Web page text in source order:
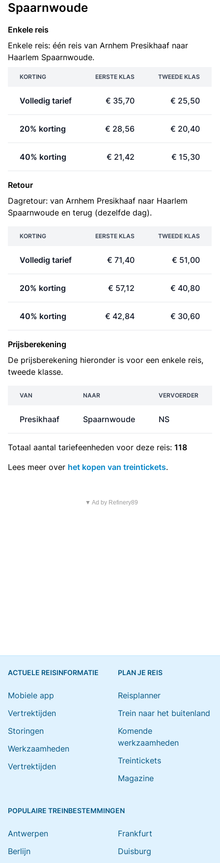
Spaarnwoude
Enkele reis
Enkele reis: één reis van Arnhem Presikhaaf naar
Haarlem Spaarnwoude.
KORTING EERSTE KLAS TWEEDE KLAS
Volledig tarief € 35,70 € 25,50
20% korting € 28,56 € 20,40
40% korting € 21,42 € 15,30
Retour
Dagretour: van Arnhem Presikhaaf naar Haarlem
Spaarnwoude en terug (dezelfde dag).
KORTING EERSTE KLAS TWEEDE KLAS
Volledig tarief € 71,40 € 51,00
20% korting € 57,12 € 40,80
40% korting € 42,84 € 30,60
Prijsberekening
De prijsberekening hieronder is voor een enkele reis,
tweede klasse.
VAN NAAR VERVOERDER
Presikhaaf Spaarnwoude NS
Totaal aantal tariefeenheden voor deze reis: 118
Lees meer over het kopen van treintickets.
▼ Ad by Refinery89
ACTUELE REISINFORMATIE
Mobiele app
Vertrektijden
Storingen
Werkzaamheden
Vertrektijden
PLAN JE REIS
Reisplanner
Trein naar het buitenland
Komende
werkzaamheden
Treintickets
Magazine
POPULAIRE TREINBESTEMMINGEN
Antwerpen
Berlijn
Frankfurt
Duisburg